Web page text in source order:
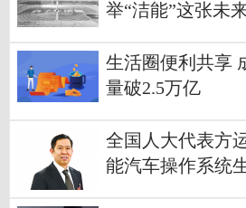
举“洁能”这张未
生活圈便利共享
量破2.5万亿
全国人大代表方
能汽车操作系统